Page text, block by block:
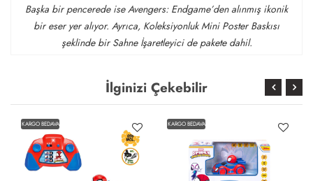
Başka bir pencerede ise Avengers: Endgame’den alınmış ikonik
bir eser yer alıyor. Ayrıca, Koleksiyonluk Mini Poster Baskısı
şeklinde bir Sahne İşaretleyici de pakete dahil.
İlginizi Çekebilir
KARGO BEDAVA KARGO BEDAVA